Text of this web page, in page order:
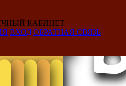
КАБИНЕТ
ВХОД ОБРАТНАЯ СВЯЗЬ